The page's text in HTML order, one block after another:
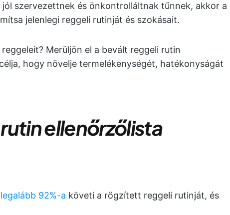
szervezettnek és önkontrolláltnak tűnnek, akkor a
jelenlegi reggeli rutinját és szokásait.
Merüljön el a bevált reggeli rutin
hogy növelje termelékenységét, hatékonyságát
ellenőrzőlista
92%-a követi a rögzített reggeli rutinját, és